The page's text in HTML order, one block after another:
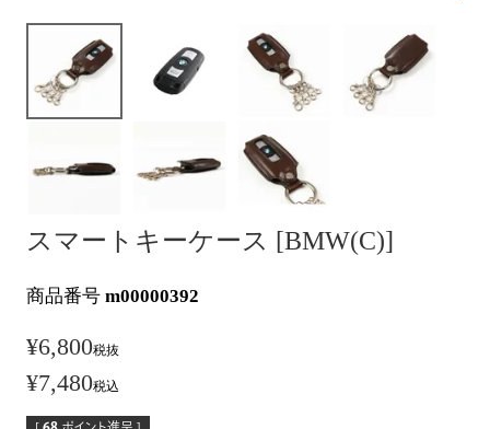
スマートキーケース [BMW(C)]
商品番号 m00000392
¥6,800税抜
¥7,480税込